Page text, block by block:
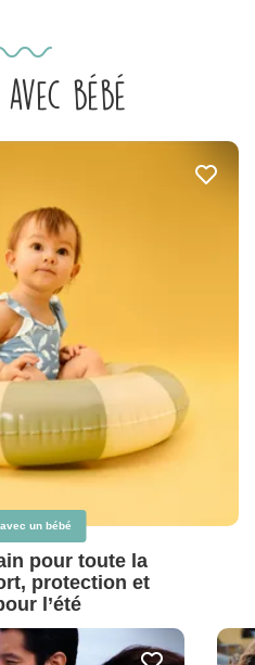
bébé
un bébé
pour toute la
protection et
l’été